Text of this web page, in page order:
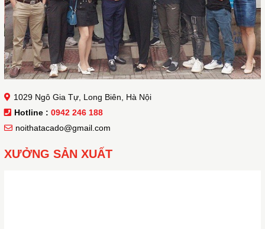
1029 Ngô Gia Tự, Long Biên, Hà Nội
Hotline : 0942 246 188
noithatacado@gmail.com
XƯỞNG SẢN XUẤT